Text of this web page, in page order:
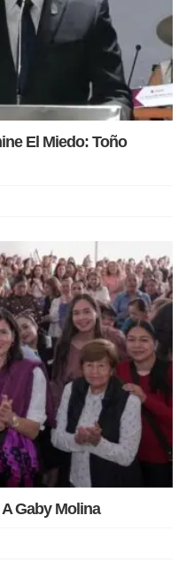
El Miedo: Toño
Gaby Molina